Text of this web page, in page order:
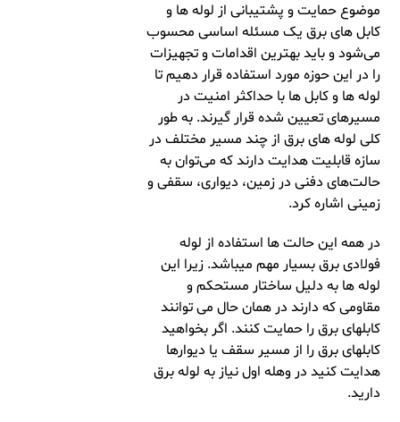
موضوع حمایت و پشتیبانی از لوله ها و
کابل های برق یک مسئله اساسی محسوب
می‌شود و باید بهترین اقدامات و تجهیزات
را در این حوزه مورد استفاده قرار دهیم تا
لوله ها و کابل ها با حداکثر امنیت در
مسیرهای تعیین شده قرار گیرند. به طور
کلی لوله های برق از چند مسیر مختلف در
سازه قابلیت هدایت دارند که می‌توان به
حالت‌های دفنی در زمین، دیواری، سقفی و
زمینی اشاره کرد.
در همه این حالت ها استفاده از لوله
فولادی برق بسیار مهم میباشد. زیرا این
لوله ها به دلیل ساختار مستحکم و
مقاومی که دارند در همان حال می توانند
کابلهای برق را حمایت کنند. اگر بخواهید
کابلهای برق را از مسیر سقف یا دیوارها
هدایت کنید در وهله اول نیاز به لوله برق
دارید.